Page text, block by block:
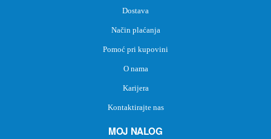
Dostava
Način plaćanja
Pomoć pri kupovini
O nama
Karijera
Kontaktirajte nas
MOJ NALOG